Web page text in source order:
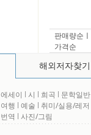
판매량순 ㅣ
가격순
해외저자찾기
에세이 l 시 l 희곡 l 문학일반
여행 l 예술 l 취미/실용/레저
번역 l 사진/그림